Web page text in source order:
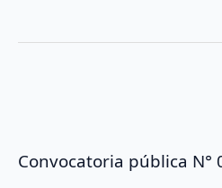
Convocatoria pública N°
Convocatoria